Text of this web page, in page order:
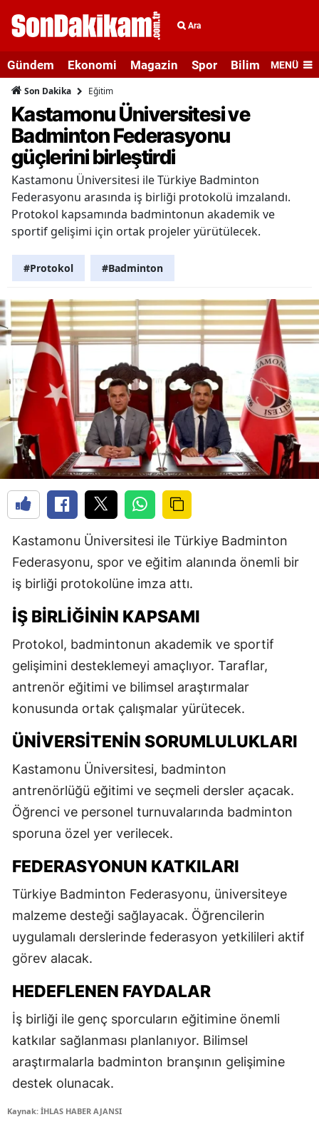
Ara
Gündem Ekonomi Magazin Spor Bilim veMENÜ
Son Dakika Eğitim
Kastamonu Üniversitesi ve
Badminton Federasyonu
güçlerini birleştirdi
Kastamonu Üniversitesi ile Türkiye Badminton
Federasyonu arasında iş birliği protokolü imzalandı.
Protokol kapsamında badmintonun akademik ve
sportif gelişimi için ortak projeler yürütülecek.
#Protokol #Badminton
Kastamonu Üniversitesi ile Türkiye Badminton
Federasyonu, spor ve eğitim alanında önemli bir
iş birliği protokolüne imza attı.
İŞ BIRLIĞININ KAPSAMI
Protokol, badmintonun akademik ve sportif
gelişimini desteklemeyi amaçlıyor. Taraflar,
antrenör eğitimi ve bilimsel araştırmalar
konusunda ortak çalışmalar yürütecek.
ÜNIVERSITENIN SORUMLULUKLARI
Kastamonu Üniversitesi, badminton
antrenörlüğü eğitimi ve seçmeli dersler açacak.
Öğrenci ve personel turnuvalarında badminton
sporuna özel yer verilecek.
FEDERASYONUN KATKILARI
Türkiye Badminton Federasyonu, üniversiteye
malzeme desteği sağlayacak. Öğrencilerin
uygulamalı derslerinde federasyon yetkilileri aktif
görev alacak.
HEDEFLENEN FAYDALAR
İş birliği ile genç sporcuların eğitimine önemli
katkılar sağlanması planlanıyor. Bilimsel
araştırmalarla badminton branşının gelişimine
destek olunacak.
Kaynak: İHLAS HABER AJANSI